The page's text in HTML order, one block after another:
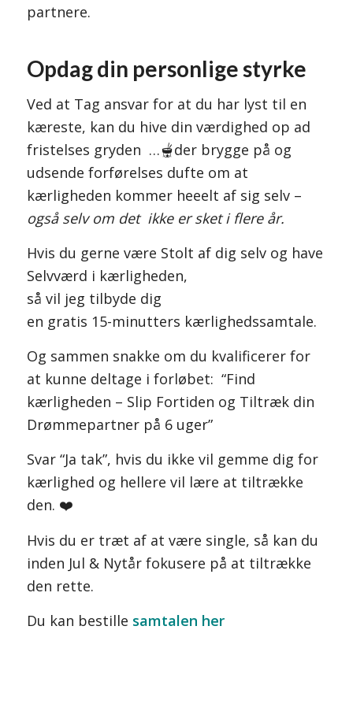
partnere.
Opdag din personlige styrke
Ved at Tag ansvar for at du har lyst til en
kæreste, kan du hive din værdighed op ad
fristelses gryden …🫕der brygge på og
udsende forførelses dufte om at
kærligheden kommer heeelt af sig selv –
også selv om det ikke er sket i flere år.
Hvis du gerne være Stolt af dig selv og have
Selvværd i kærligheden,
så vil jeg tilbyde dig
en gratis 15-minutters kærlighedssamtale.
Og sammen snakke om du kvalificerer for
at kunne deltage i forløbet: “Find
kærligheden – Slip Fortiden og Tiltræk din
Drømmepartner på 6 uger”
Svar “Ja tak”, hvis du ikke vil gemme dig for
kærlighed og hellere vil lære at tiltrække
den. ❤️
Hvis du er træt af at være single, så kan du
inden Jul & Nytår fokusere på at tiltrække
den rette.
Du kan bestille samtalen her